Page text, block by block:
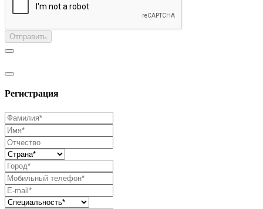
Отправить
Регистрация